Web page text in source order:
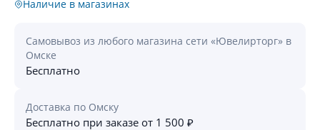
Наличие в магазинах
Самовывоз из любого магазина сети «Ювелирторг» в
Омске
Бесплатно
Доставка по Омску
Бесплатно при заказе от 1 500 ₽